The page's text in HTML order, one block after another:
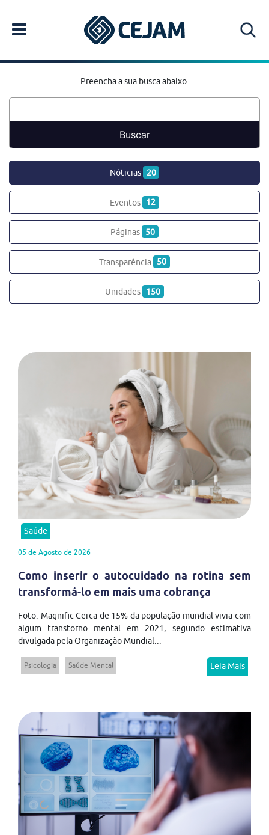
Preencha a sua busca abaixo.
Nóticias 20
Eventos 12
Páginas 50
Transparência 50
Unidades 150
Saúde
05 de Agosto de 2026
Como inserir o autocuidado na rotina sem
transformá-lo em mais uma cobrança
Foto: Magnific Cerca de 15% da população mundial vivia com
algum transtorno mental em 2021, segundo estimativa
divulgada pela Organização Mundial...
Psicologia Saúde Mental Leia Mais